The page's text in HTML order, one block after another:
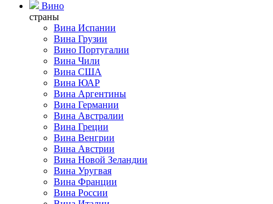
Вино
страны
Вина Испании
Вина Грузии
Вино Португалии
Вина Чили
Вина США
Вина ЮАР
Вина Аргентины
Вина Германии
Вина Австралии
Вина Греции
Вина Венгрии
Вина Австрии
Вина Новой Зеландии
Вина Уругвая
Вина Франции
Вина России